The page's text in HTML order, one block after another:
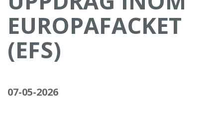
EUROPAFACKET
(EFS)
07-05-2026